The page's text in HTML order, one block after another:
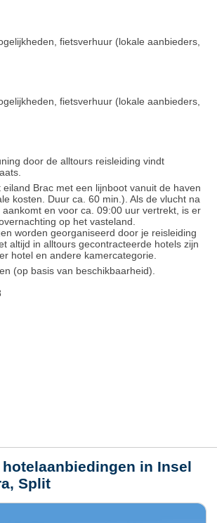
fietsverhuur (lokale aanbieders,
fietsverhuur (lokale aanbieders,
door de alltours reisleiding vindt
eiland Brac met een lijnboot vanuit de haven
kosten. Duur ca. 60 min.). Als de vlucht na
en voor ca. 09:00 uur vertrekt, is er
op het vasteland.
worden georganiseerd door je reisleiding
altijd in alltours gecontracteerde hotels zijn
hotel en andere kamercategorie.
(op basis van beschikbaarheid).
in Insel
Split